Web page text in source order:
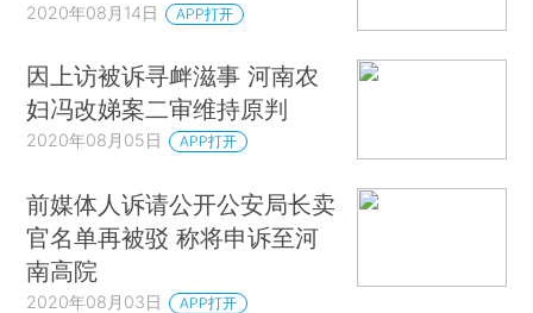
2020年08月14日 APP打开
因上访被诉寻衅滋事 河南农
妇冯改娣案二审维持原判
2020年08月05日 APP打开
前媒体人诉请公开公安局长卖
官名单再被驳 称将申诉至河
南高院
2020年08月03日 APP打开